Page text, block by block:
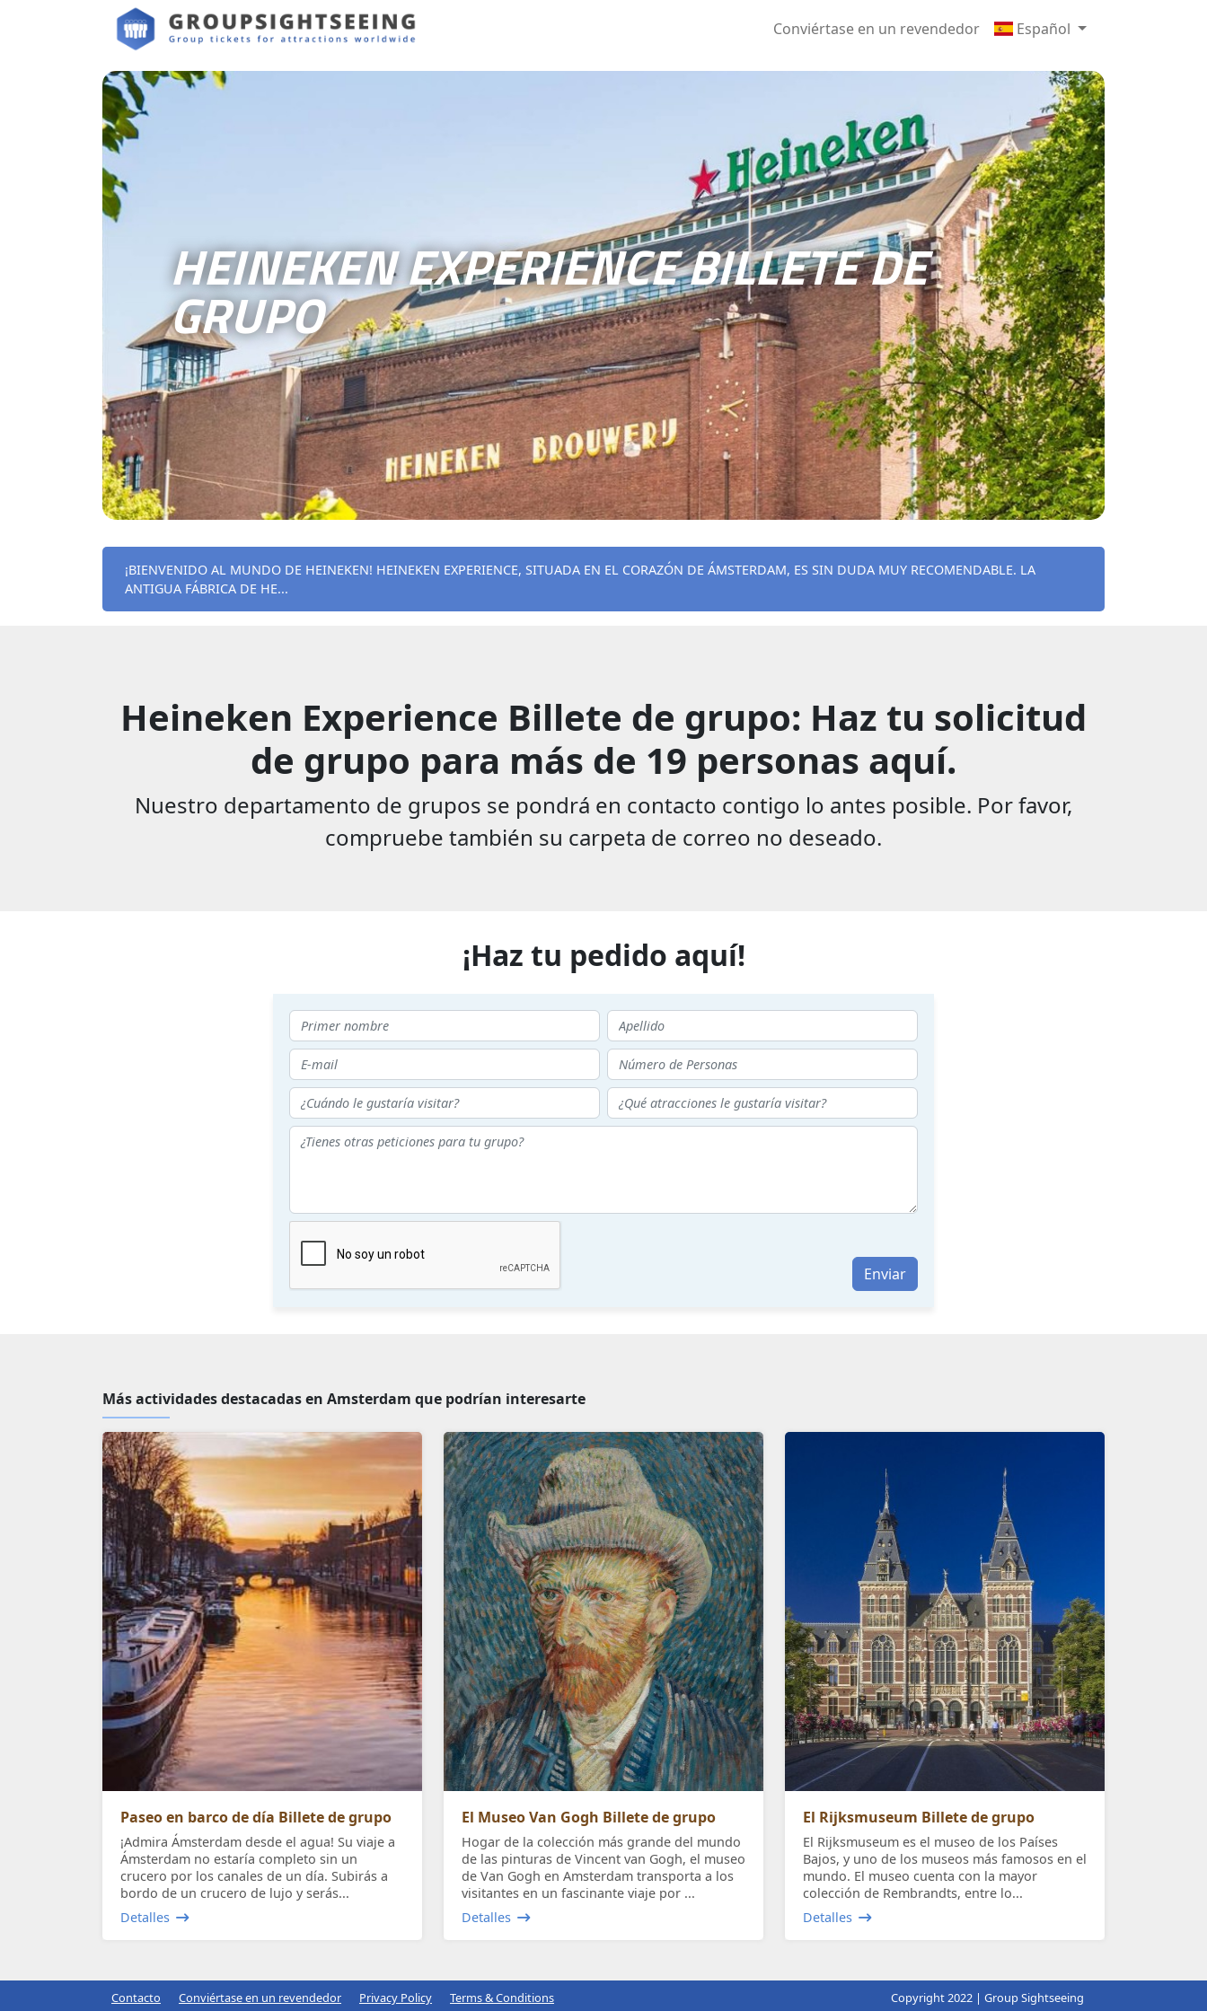
Conviértase en un revendedor Español
HEINEKEN EXPERIENCE BILLETE DE
GRUPO
¡BIENVENIDO AL MUNDO DE HEINEKEN! HEINEKEN EXPERIENCE, SITUADA EN EL CORAZÓN DE ÁMSTERDAM, ES SIN DUDA MUY RECOMENDABLE. LA
ANTIGUA FÁBRICA DE HE...
Heineken Experience Billete de grupo: Haz tu solicitud
de grupo para más de 19 personas aquí.
Nuestro departamento de grupos se pondrá en contacto contigo lo antes posible. Por favor,
compruebe también su carpeta de correo no deseado.
¡Haz tu pedido aquí!
Enviar
Más actividades destacadas en Amsterdam que podrían interesarte
Paseo en barco de día Billete de grupo
¡Admira Ámsterdam desde el agua! Su viaje a
Ámsterdam no estaría completo sin un
crucero por los canales de un día. Subirás a
bordo de un crucero de lujo y serás...
Detalles
El Museo Van Gogh Billete de grupo
Hogar de la colección más grande del mundo
de las pinturas de Vincent van Gogh, el museo
de Van Gogh en Amsterdam transporta a los
visitantes en un fascinante viaje por ...
Detalles
El Rijksmuseum Billete de grupo
El Rijksmuseum es el museo de los Países
Bajos, y uno de los museos más famosos en el
mundo. El museo cuenta con la mayor
colección de Rembrandts, entre lo...
Detalles
Contacto Conviértase en un revendedor Privacy Policy Terms & Conditions Copyright 2022 | Group Sightseeing